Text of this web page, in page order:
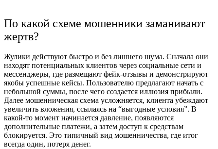
По какой схеме мошенники заманивают
жертв?
Жулики действуют быстро и без лишнего шума. Сначала они
находят потенциальных клиентов через социальные сети и
мессенджеры, где размещают фейк-отзывы и демонстрируют
якобы успешные кейсы. Пользователю предлагают начать с
небольшой суммы, после чего создается иллюзия прибыли.
Далее мошенническая схема усложняется, клиента убеждают
увеличить вложения, ссылаясь на “выгодные условия”. В
какой-то момент начинается давление, появляются
дополнительные платежи, а затем доступ к средствам
блокируется. Это типичный вид мошенничества, где итог
всегда один, потеря денег.